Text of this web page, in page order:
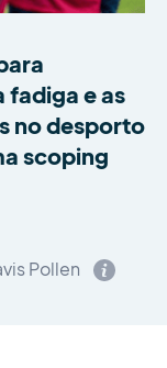
fadiga e as
no desporto
scoping
Pollen